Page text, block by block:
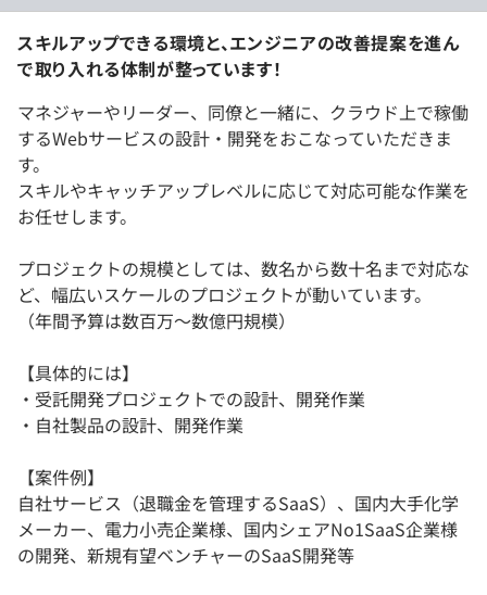
スキルアップできる環境と、エンジニアの改善提案を進ん
で取り入れる体制が整っています！
マネジャーやリーダー、同僚と一緒に、クラウド上で稼働
するWebサービスの設計・開発をおこなっていただきま
す。
スキルやキャッチアップレベルに応じて対応可能な作業を
お任せします。
プロジェクトの規模としては、数名から数十名まで対応な
ど、幅広いスケールのプロジェクトが動いています。
（年間予算は数百万〜数億円規模）
【具体的には】
・受託開発プロジェクトでの設計、開発作業
・自社製品の設計、開発作業
【案件例】
自社サービス（退職金を管理するSaaS）、国内大手化学
メーカー、電力小売企業様、国内シェアNo1SaaS企業様
の開発、新規有望ベンチャーのSaaS開発等